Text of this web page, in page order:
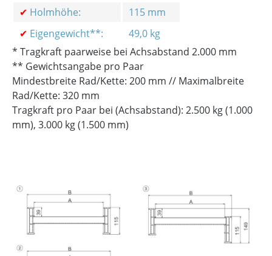
✔ Holmhöhe:
115 mm
✔ Eigengewicht**:
49,0 kg
* Tragkraft paarweise bei Achsabstand 2.000 mm
** Gewichtsangabe pro Paar
Mindestbreite Rad/Kette: 200 mm // Maximalbreite
Rad/Kette: 320 mm
Tragkraft pro Paar bei (Achsabstand): 2.500 kg (1.000
mm), 3.000 kg (1.500 mm)